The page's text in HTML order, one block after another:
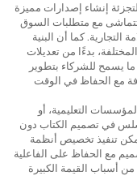
إنشاء إصدارات مميزة
مع متطلبات السوق
التجارية. كما أن البنية
بدءًا من تعديلات
يسمح للشركاء بتطوير
مع الحفاظ في الوقت
التعليمية، أو
في تصميم الكتاب دون
تنفيذ تخصيص أنظمة
مع الحفاظ على الفاعلية
أسباب القيمة الكبيرة